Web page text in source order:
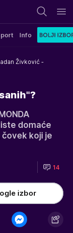
Info
Živković -
domaće
koji je
14
izbor